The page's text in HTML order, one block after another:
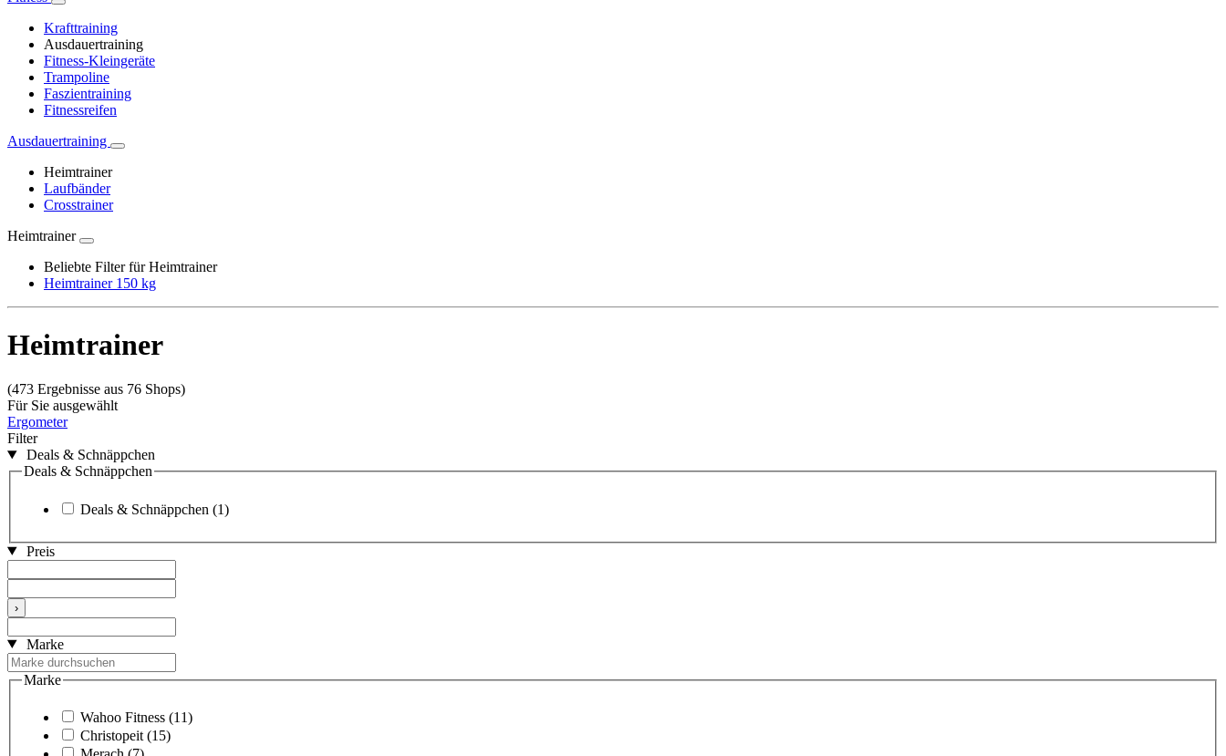
Krafttraining
Ausdauertraining
Fitness-Kleingeräte
Trampoline
Faszientraining
Fitnessreifen
Ausdauertraining
Heimtrainer
Laufbänder
Crosstrainer
Heimtrainer
Beliebte Filter für Heimtrainer
Heimtrainer 150 kg
Heimtrainer
(473 Ergebnisse aus 76 Shops)
Für Sie ausgewählt
Ergometer
Filter
Deals & Schnäppchen
Deals & Schnäppchen
Deals & Schnäppchen (1)
Preis
›
Marke
Marke
Wahoo Fitness (11)
Christopeit (15)